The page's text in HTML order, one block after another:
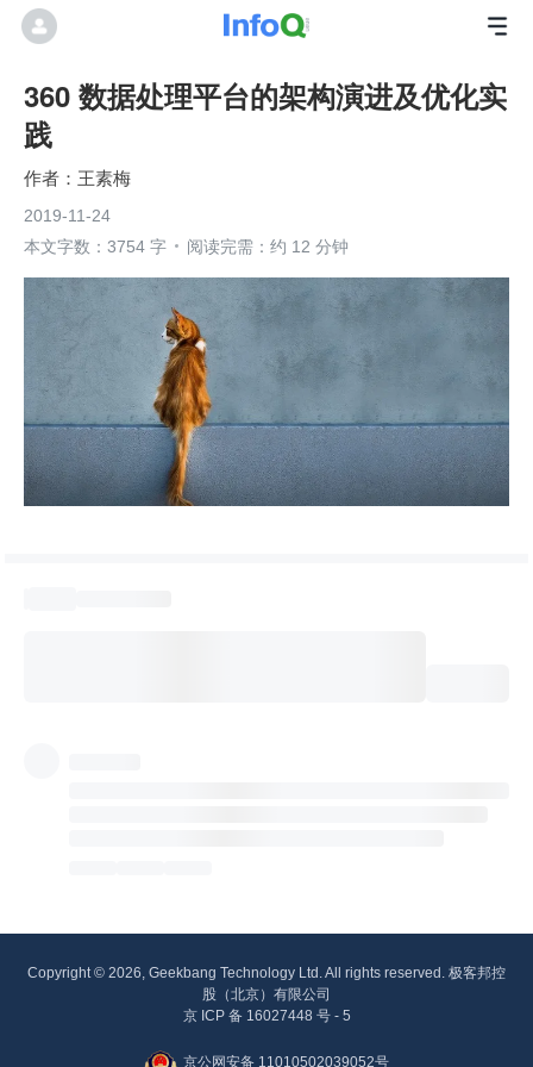
360 数据处理平台的架构演进及优化实
践
王素梅
2019-11-24
本文字数：3754 字
阅读完需：约 12 分钟
Copyright © 2026, Geekbang Technology Ltd. All rights reserved. 极客邦控
股（北京）有限公司
京 ICP 备 16027448 号 - 5
京公网安备 11010502039052号